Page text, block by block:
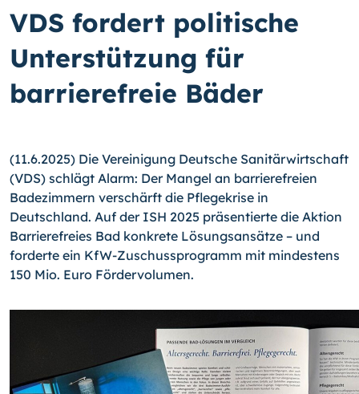
VDS fordert politische
Unterstützung für
barrierefreie Bäder
(11.6.2025) Die Vereinigung Deutsche Sanitärwirtschaft
(VDS) schlägt Alarm: Der Mangel an barrierefreien
Badezimmern verschärft die Pflegekrise in
Deutschland. Auf der ISH 2025 präsentierte die Aktion
Barrierefreies Bad konkrete Lösungsansätze – und
forderte ein KfW-Zuschussprogramm mit mindestens
150 Mio. Euro Fördervolumen.